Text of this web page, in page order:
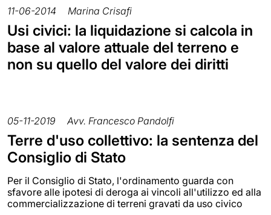
11-06-2014 Marina Crisafi
Usi civici: la liquidazione si calcola in
base al valore attuale del terreno e
non su quello del valore dei diritti
05-11-2019 Avv. Francesco Pandolfi
Terre d'uso collettivo: la sentenza del
Consiglio di Stato
Per il Consiglio di Stato, l'ordinamento guarda con
sfavore alle ipotesi di deroga ai vincoli all'utilizzo ed alla
commercializzazione di terreni gravati da uso civico